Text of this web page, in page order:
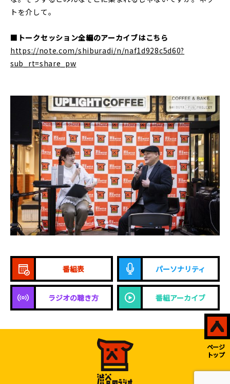
トを介して。
■トークセッション全編のアーカイブはこちら
https://note.com/shiburadi/n/naf1d928c5d60?
sub_rt=share_pw
番組表 パーソナリティ
ラジオの聴き方 番組アーカイブ
ページ
トップ